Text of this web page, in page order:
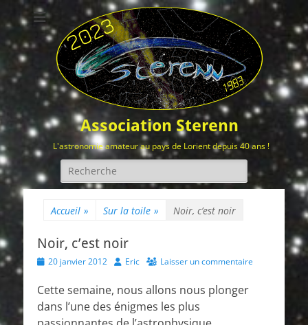
Association Sterenn
L'astronomie amateur au pays de Lorient depuis 40 ans !
Rechercher :
Accueil » Sur la toile » Noir, c’est noir
Noir, c’est noir
Posted
20 janvier 2012 Author
Eric Laisser un commentaire
Cette semaine, nous allons nous plonger
dans l’une des énigmes les plus